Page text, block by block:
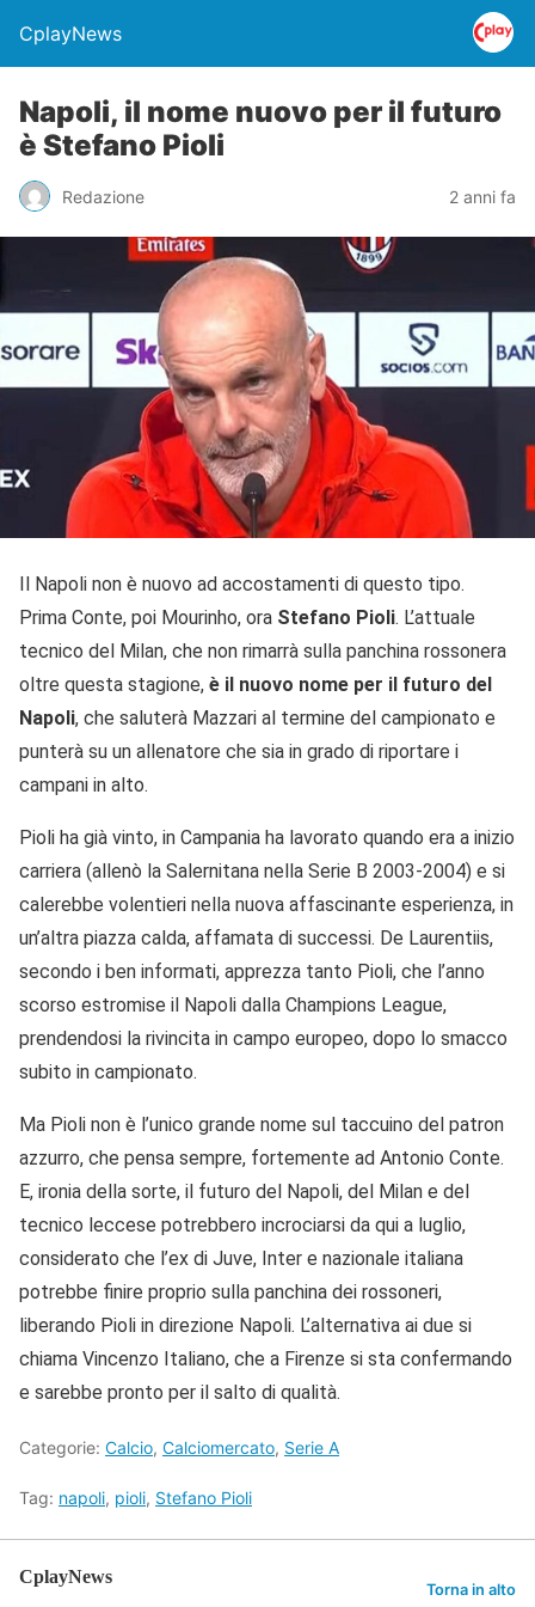
CplayNews
Napoli, il nome nuovo per il futuro
è Stefano Pioli
Redazione 2 anni fa
Il Napoli non è nuovo ad accostamenti di questo tipo.
Prima Conte, poi Mourinho, ora Stefano Pioli. L’attuale
tecnico del Milan, che non rimarrà sulla panchina rossonera
oltre questa stagione, è il nuovo nome per il futuro del
Napoli, che saluterà Mazzari al termine del campionato e
punterà su un allenatore che sia in grado di riportare i
campani in alto.
Pioli ha già vinto, in Campania ha lavorato quando era a inizio
carriera (allenò la Salernitana nella Serie B 2003-2004) e si
calerebbe volentieri nella nuova affascinante esperienza, in
un’altra piazza calda, affamata di successi. De Laurentiis,
secondo i ben informati, apprezza tanto Pioli, che l’anno
scorso estromise il Napoli dalla Champions League,
prendendosi la rivincita in campo europeo, dopo lo smacco
subito in campionato.
Ma Pioli non è l’unico grande nome sul taccuino del patron
azzurro, che pensa sempre, fortemente ad Antonio Conte.
E, ironia della sorte, il futuro del Napoli, del Milan e del
tecnico leccese potrebbero incrociarsi da qui a luglio,
considerato che l’ex di Juve, Inter e nazionale italiana
potrebbe finire proprio sulla panchina dei rossoneri,
liberando Pioli in direzione Napoli. L’alternativa ai due si
chiama Vincenzo Italiano, che a Firenze si sta confermando
e sarebbe pronto per il salto di qualità.
Categorie: Calcio, Calciomercato, Serie A
Tag: napoli, pioli, Stefano Pioli
CplayNews
Torna in alto